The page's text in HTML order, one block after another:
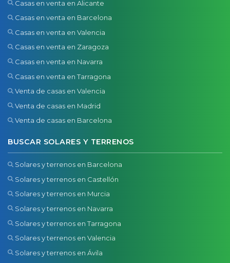
Casas en venta en Alicante
Casas en venta en Barcelona
Casas en venta en Valencia
Casas en venta en Zaragoza
Casas en venta en Navarra
Casas en venta en Tarragona
Venta de casas en Valencia
Venta de casas en Madrid
Venta de casas en Barcelona
BUSCAR SOLARES Y TERRENOS
Solares y terrenos en Barcelona
Solares y terrenos en Castellón
Solares y terrenos en Murcia
Solares y terrenos en Navarra
Solares y terrenos en Tarragona
Solares y terrenos en Valencia
Solares y terrenos en Ávila